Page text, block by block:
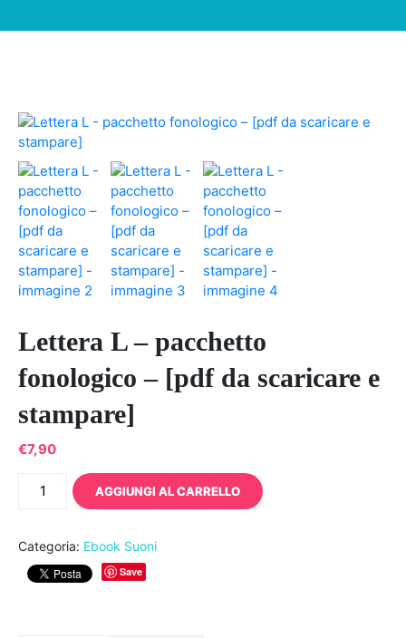
Lettera L – pacchetto
fonologico – [pdf da scaricare e
stampare]
€7,90
pacchetto
fonologico
AGGIUNGI AL CARRELLO
Categoria: Ebook Suoni
Save